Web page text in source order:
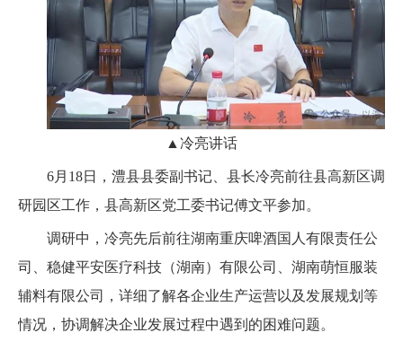
▲ 冷亮讲话
6月18日，澧县县委副书记、县长冷亮前往县高新区调
研园区工作，县高新区党工委书记傅文平参加。
调研中，冷亮先后前往湖南重庆啤酒国人有限责任公
司、稳健平安医疗科技（湖南）有限公司、湖南萌恒服装
辅料有限公司，详细了解各企业生产运营以及发展规划等
情况，协调解决企业发展过程中遇到的困难问题。